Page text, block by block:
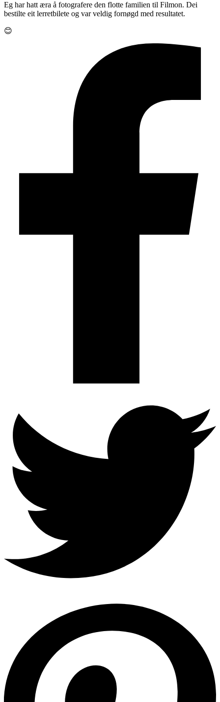
Eg har hatt æra å fotografere den flotte familien til Filmon. Dei
bestilte eit lerretbilete og var veldig fornøgd med resultatet.
😊